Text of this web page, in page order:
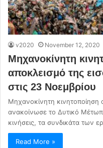
v2020 November 12, 2020
Μηχανοκίνητη
αποκλεισμό της
στις 23 Νοεμβρίου
Μηχανοκίνητη
ανακοίνωσε το Δυτικό
κινήσεις, τα συνδικάτα των
Read More »